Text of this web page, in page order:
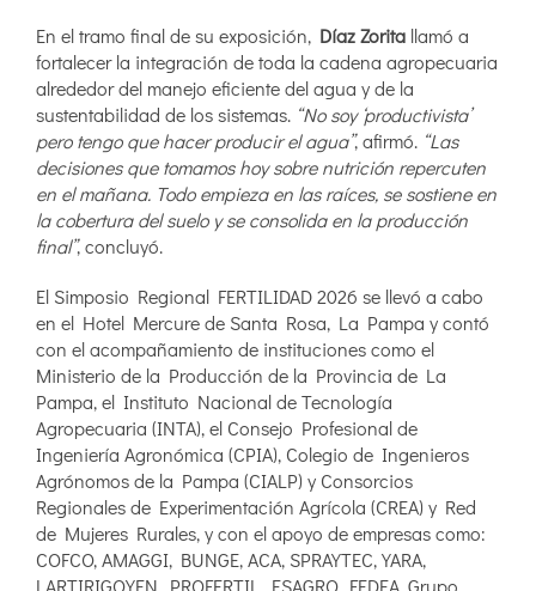
En el tramo final de su exposición,Díaz Zoritallamó a
fortalecer la integración de toda la cadena agropecuaria
alrededor del manejo eficiente del agua y de la
sustentabilidad de los sistemas. “No soy ‘productivista’
pero tengo que hacer producir el agua”, afirmó. “Las
decisiones que tomamos hoy sobre nutrición repercuten
en el mañana. Todo empieza en las raíces, se sostiene en
la cobertura del suelo y se consolida en la producción
final”, concluyó.
El Simposio Regional FERTILIDAD 2026 se llevó a cabo
en el Hotel Mercure de Santa Rosa, La Pampa y contó
con el acompañamiento de instituciones como el
Ministerio de la Producción de la Provincia de La
Pampa, el Instituto Nacional de Tecnología
Agropecuaria (INTA), el Consejo Profesional de
Ingeniería Agronómica (CPIA), Colegio de Ingenieros
Agrónomos de la Pampa (CIALP) y Consorcios
Regionales de Experimentación Agrícola (CREA) y Red
de Mujeres Rurales, y con el apoyo de empresas como:
COFCO, AMAGGI, BUNGE, ACA, SPRAYTEC, YARA,